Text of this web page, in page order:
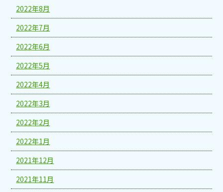
2022年8月
2022年7月
2022年6月
2022年5月
2022年4月
2022年3月
2022年2月
2022年1月
2021年12月
2021年11月